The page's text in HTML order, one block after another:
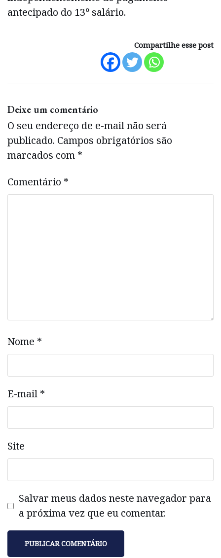
antecipado do 13º salário.
Compartilhe esse post
Deixe um comentário
O seu endereço de e-mail não será
publicado. Campos obrigatórios são
marcados com *
Comentário *
Nome *
E-mail *
Site
Salvar meus dados neste navegador para
a próxima vez que eu comentar.